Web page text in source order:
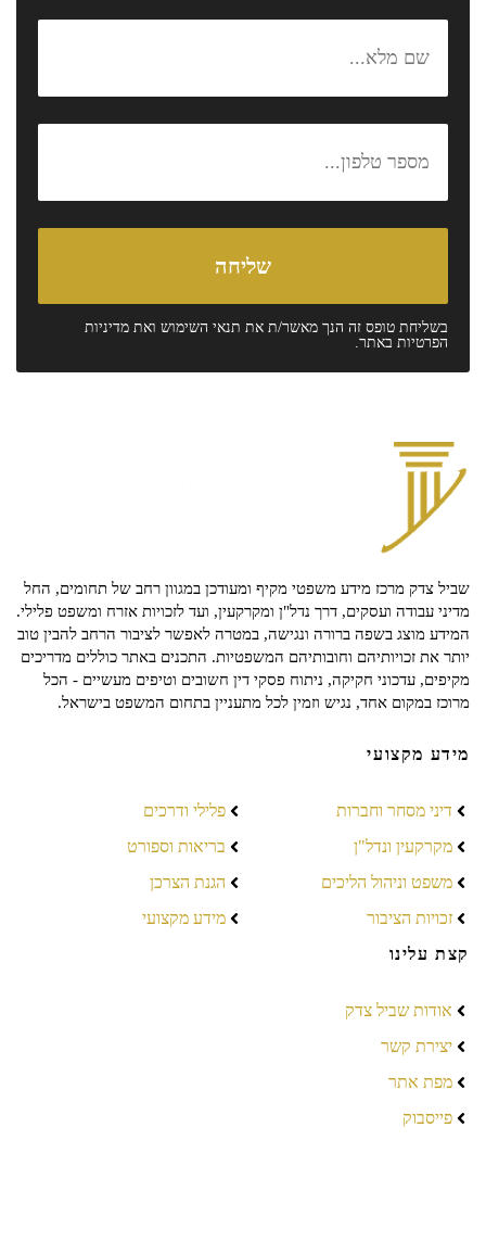
בשליחת טופס זה הנך מאשר/ת את תנאי השימוש ואת מדיניות
הפרטיות באתר.
שביל צדק מרכז מידע משפטי מקיף ומעודכן במגוון רחב של תחומים, החל
מדיני עבודה ועסקים, דרך נדל"ן ומקרקעין, ועד לזכויות אזרח ומשפט פלילי.
המידע מוצג בשפה ברורה ונגישה, במטרה לאפשר לציבור הרחב להבין טוב
יותר את זכויותיהם וחובותיהם המשפטיות. התכנים באתר כוללים מדריכים
מקיפים, עדכוני חקיקה, ניתוח פסקי דין חשובים וטיפים מעשיים - הכל
מרוכז במקום אחד, נגיש וזמין לכל מתעניין בתחום המשפט בישראל.
מידע מקצועי
דיני מסחר וחברות
מקרקעין ונדל"ן
משפט וניהול הליכים
זכויות הציבור
פלילי ודרכים
בריאות וספורט
הגנת הצרכן
מידע מקצועי
קצת עלינו
אודות שביל צדק
יצירת קשר
מפת אתר
פייסבוק